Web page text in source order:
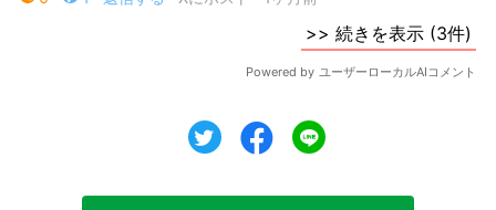
ツイートシェア